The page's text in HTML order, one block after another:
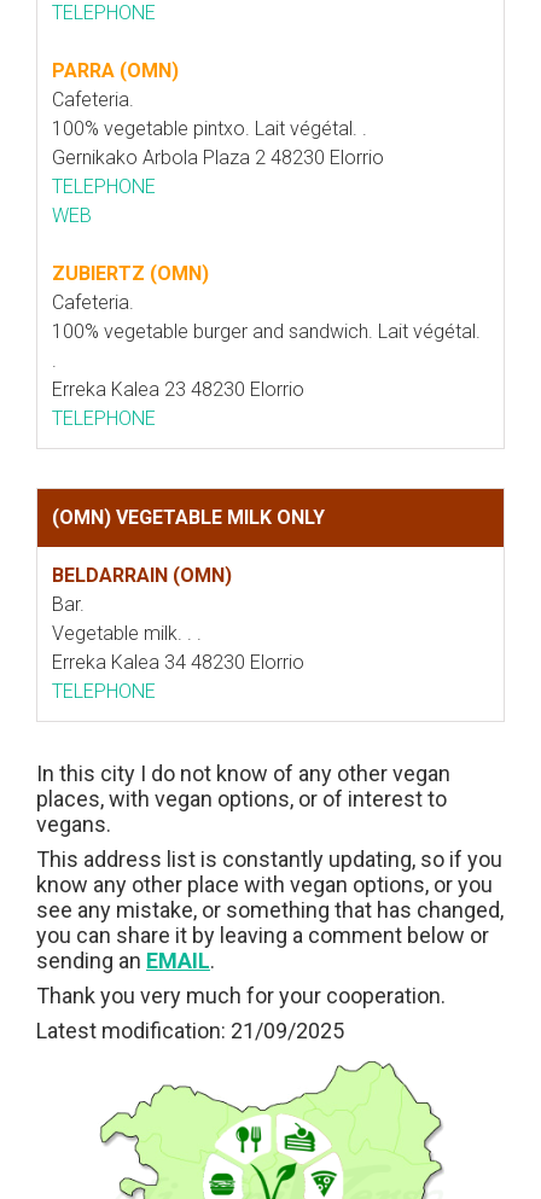
TELEPHONE
PARRA (OMN)
Cafeteria.
100% vegetable pintxo. Lait végétal. .
Gernikako Arbola Plaza 2 48230 Elorrio
TELEPHONE
WEB
ZUBIERTZ (OMN)
Cafeteria.
100% vegetable burger and sandwich. Lait végétal.
.
Erreka Kalea 23 48230 Elorrio
TELEPHONE
(OMN) VEGETABLE MILK ONLY
BELDARRAIN (OMN)
Bar.
Vegetable milk. . .
Erreka Kalea 34 48230 Elorrio
TELEPHONE
In this city I do not know of any other vegan
places, with vegan options, or of interest to
vegans.
This address list is constantly updating, so if you
know any other place with vegan options, or you
see any mistake, or something that has changed,
you can share it by leaving a comment below or
sending an EMAIL.
Thank you very much for your cooperation.
Latest modification: 21/09/2025